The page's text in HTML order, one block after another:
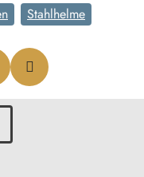
Stahlhelme